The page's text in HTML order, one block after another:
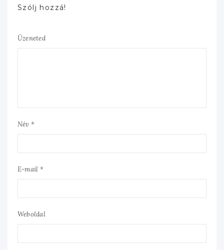
Szólj hozzá!
Üzeneted
Név *
E-mail *
Weboldal